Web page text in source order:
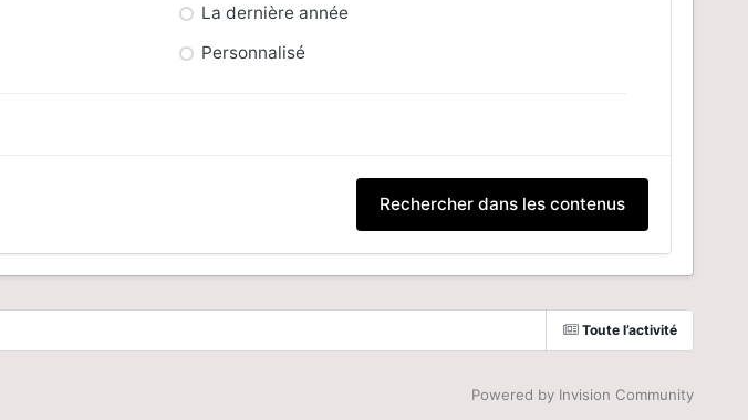
La dernière année
Personnalisé
Rechercher dans les contenus
Toute l’activité
Powered by Invision Community